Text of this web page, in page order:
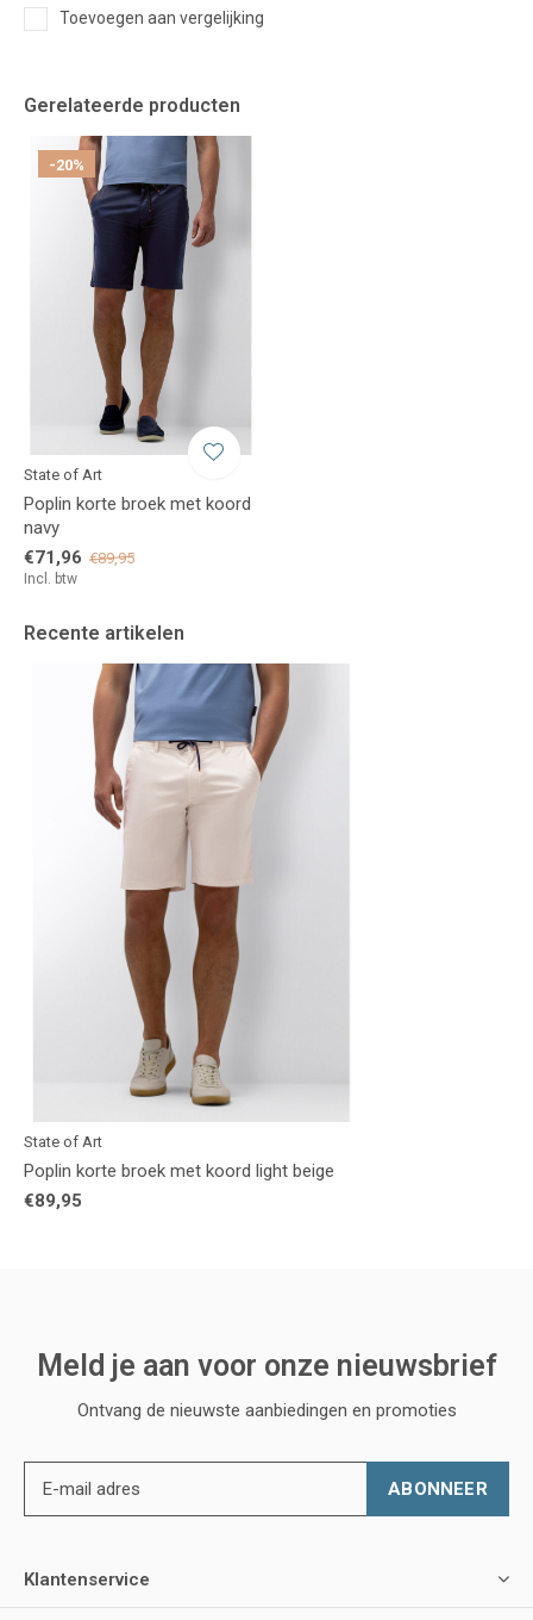
Toevoegen aan vergelijking
Gerelateerde producten
-20%
State of Art
Poplin korte broek met koord
navy
€71,96 €89,95
Incl. btw
Recente artikelen
State of Art
Poplin korte broek met koord light beige
€89,95
Meld je aan voor onze nieuwsbrief
Ontvang de nieuwste aanbiedingen en promoties
ABONNEER
Klantenservice